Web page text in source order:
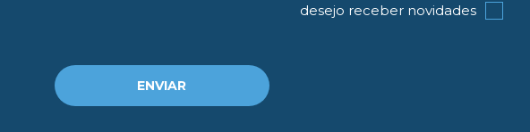
desejo receber novidades
ENVIAR